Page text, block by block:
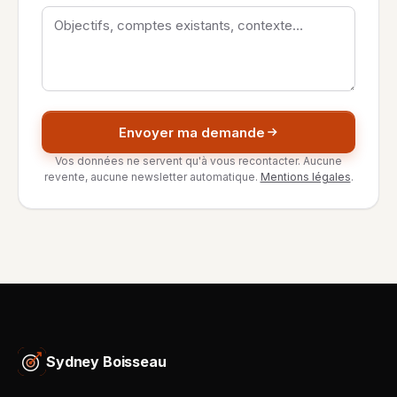
Envoyer ma demande
Vos données ne servent qu'à vous recontacter. Aucune
revente, aucune newsletter automatique. Mentions légales.
Sydney Boisseau